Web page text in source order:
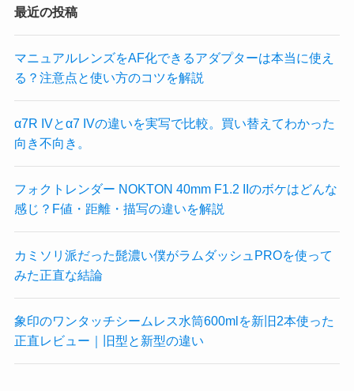
最近の投稿
マニュアルレンズをAF化できるアダプターは本当に使え
る？注意点と使い方のコツを解説
α7R IVとα7 IVの違いを実写で比較。買い替えてわかった
向き不向き。
フォクトレンダー NOKTON 40mm F1.2 IIのボケはどんな
感じ？F値・距離・描写の違いを解説
カミソリ派だった髭濃い僕がラムダッシュPROを使って
みた正直な結論
象印のワンタッチシームレス水筒600mlを新旧2本使った
正直レビュー｜旧型と新型の違い